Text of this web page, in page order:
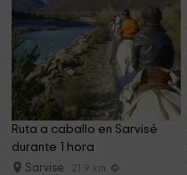
Ruta a caballo en Sarvisé
durante 1 hora
Sarvise 21.9 km